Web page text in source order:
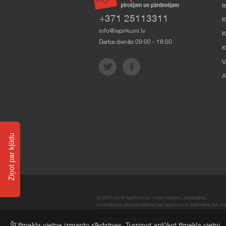
+371 25113311
info@iepirkumi.lv
Darba dienās 09:00 - 18:00
© 2007–2018 Iepirkumi.lv. Visas tiesības aizsargātas.
Informācijas pārpublicēšana bez iepirkumi.lv īpašnieka SIA
Ziņot par kļūdu